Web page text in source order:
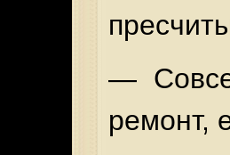
—
ремонт,